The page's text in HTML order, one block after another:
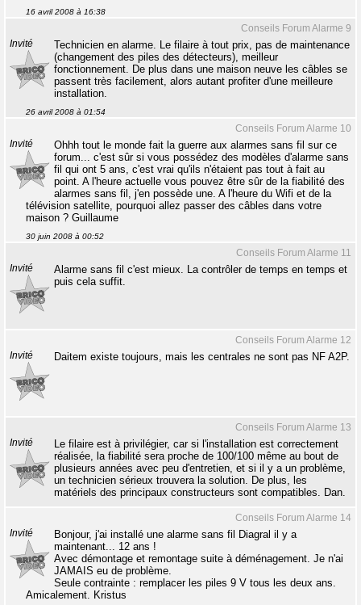
16 avril 2008 à 16:38
Conseils Forum Alarme 9
Invité
Technicien en alarme. Le filaire à tout prix, pas de maintenance
(changement des piles des détecteurs), meilleur
fonctionnement. De plus dans une maison neuve les câbles se
passent très facilement, alors autant profiter d'une meilleure
installation.
26 avril 2008 à 01:54
Conseils Forum Alarme 10
Invité
Ohhh tout le monde fait la guerre aux alarmes sans fil sur ce
forum... c'est sûr si vous possédez des modèles d'alarme sans
fil qui ont 5 ans, c'est vrai qu'ils n'étaient pas tout à fait au
point. A l'heure actuelle vous pouvez être sûr de la fiabilité des
alarmes sans fil, j'en possède une. A l'heure du Wifi et de la
télévision satellite, pourquoi allez passer des câbles dans votre
maison ? Guillaume
30 juin 2008 à 00:52
Conseils Forum Alarme 11
Invité
Alarme sans fil c'est mieux. La contrôler de temps en temps et
puis cela suffit.
Conseils Forum Alarme 12
Invité Daitem existe toujours, mais les centrales ne sont pas NF A2P.
Conseils Forum Alarme 13
Invité
Le filaire est à privilégier, car si l'installation est correctement
réalisée, la fiabilité sera proche de 100/100 même au bout de
plusieurs années avec peu d'entretien, et si il y a un problème,
un technicien sérieux trouvera la solution. De plus, les
matériels des principaux constructeurs sont compatibles. Dan.
Conseils Forum Alarme 14
Invité
Bonjour, j'ai installé une alarme sans fil Diagral il y a
maintenant... 12 ans !
Avec démontage et remontage suite à déménagement. Je n'ai
JAMAIS eu de problème.
Seule contrainte : remplacer les piles 9 V tous les deux ans.
Amicalement. Kristus